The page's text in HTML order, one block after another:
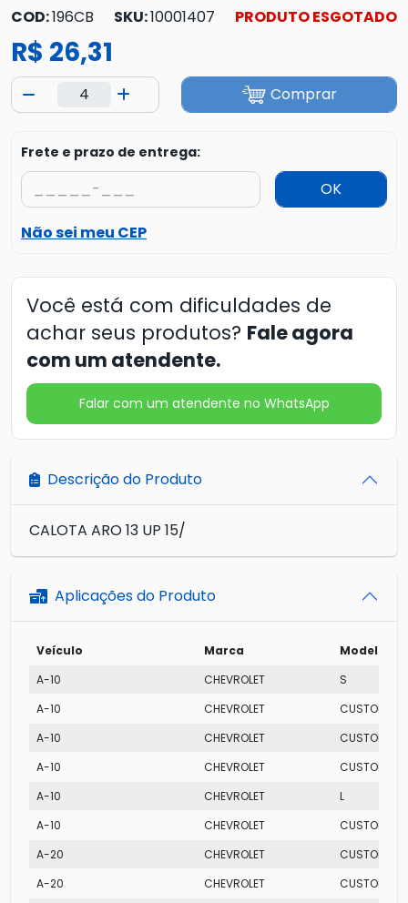
COD:196CB SKU:10001407 PRODUTO ESGOTADO
R$ 26,31
Comprar
Frete e prazo de entrega:
OK
Não sei meu CEP
Você está com dificuldades de
achar seus produtos? Fale agora
com um atendente.
Falar com um atendente no WhatsApp
Descrição do Produto
CALOTA ARO 13 UP 15/
Aplicações do Produto
Veículo Marca
Modelo
A-10
CHEVROLET
S
A-10
CHEVROLET
CUSTOM S
A-10
CHEVROLET
CUSTOM
A-10
CHEVROLET
CUSTOM
A-10
CHEVROLET
L
A-10
CHEVROLET
CUSTOM
A-20
CHEVROLET
CUSTOM S
A-20
CHEVROLET
CUSTOM